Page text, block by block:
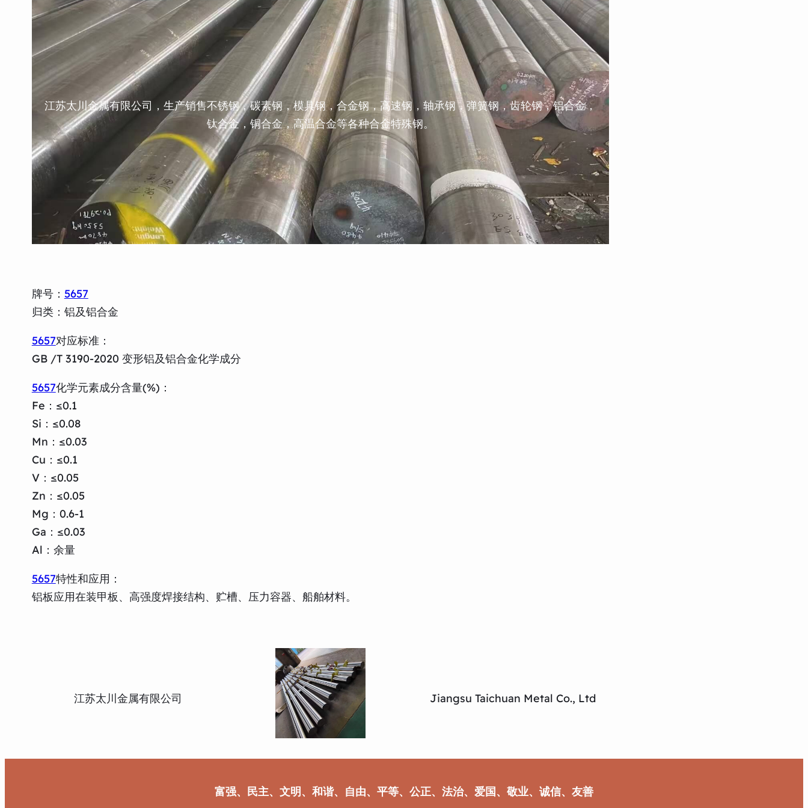
江苏太川金属有限公司，生产销售不锈钢，碳素钢，模具钢，合金钢，高速钢，轴承钢，弹簧钢，齿轮钢，铝合金，
钛合金，铜合金，高温合金等各种合金特殊钢。
牌号： 5657
归类：铝及铝合金
5657对应标准：
GB /T 3190-2020 变形铝及铝合金化学成分
5657化学元素成分含量(%)：
Fe：≤0.1
Si：≤0.08
Mn：≤0.03
Cu：≤0.1
V：≤0.05
Zn：≤0.05
Mg：0.6-1
Ga：≤0.03
Al：余量
5657特性和应用：
铝板应用在装甲板、高强度焊接结构、贮槽、压力容器、船舶材料。
江苏太川金属有限公司 Jiangsu Taichuan Metal Co., Ltd
富强、民主、文明、和谐、自由、平等、公正、法治、爱国、敬业、诚信、友善